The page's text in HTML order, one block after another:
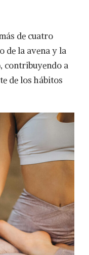
de cuatro
de la avena y la
contribuyendo a
de los hábitos